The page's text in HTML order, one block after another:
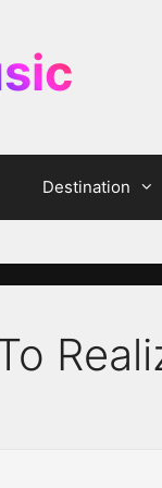
Destination